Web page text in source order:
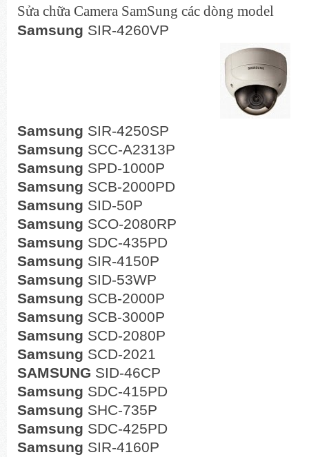
Sửa chữa Camera SamSung các dòng model
Samsung SIR-4260VP
Samsung SIR-4250SP
Samsung SCC-A2313P
Samsung SPD-1000P
Samsung SCB-2000PD
Samsung SID-50P
Samsung SCO-2080RP
Samsung SDC-435PD
Samsung SIR-4150P
Samsung SID-53WP
Samsung SCB-2000P
Samsung SCB-3000P
Samsung SCD-2080P
Samsung SCD-2021
SAMSUNG SID-46CP
Samsung SDC-415PD
Samsung SHC-735P
Samsung SDC-425PD
Samsung SIR-4160P